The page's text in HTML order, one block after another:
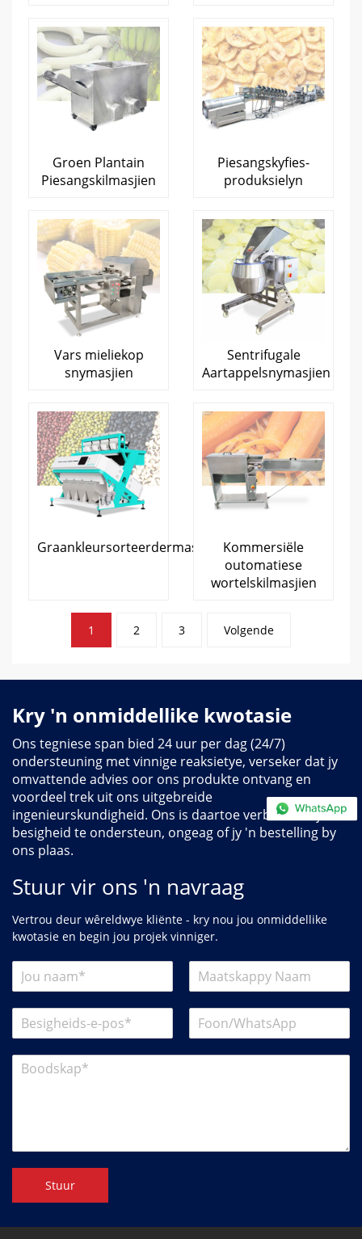
Groen Plantain
Piesangskilmasjien
Piesangskyfies-
produksielyn
Vars mieliekop
snymasjien
Sentrifugale
Aartappelsnymasjien
Graankleursorteerdermasjien
Kommersiële
outomatiese
wortelskilmasjien
Plasingspaginering
1 2 3 Volgende
Kry 'n onmiddellike kwotasie
Ons tegniese span bied 24 uur per dag (24/7)
ondersteuning met vinnige reaksietye, verseker dat jy
omvattende advies oor ons produkte ontvang en
voordeel trek uit ons uitgebreide
ingenieurskundigheid. Ons is daartoe verbind om jou
besigheid te ondersteun, ongeag of jy 'n bestelling by
ons plaas.
Stuur vir ons 'n navraag
Vertrou deur wêreldwye kliënte - kry nou jou onmiddellike
kwotasie en begin jou projek vinniger.
Stuur